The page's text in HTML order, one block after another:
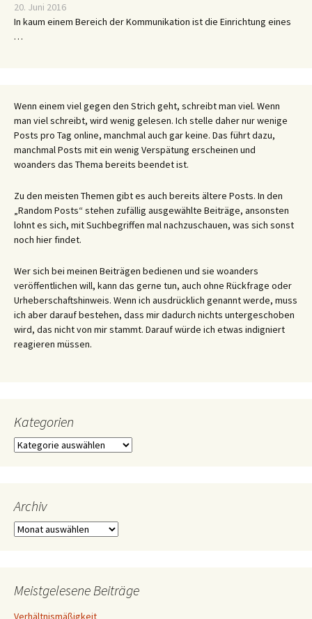
20. Juni 2016
In kaum einem Bereich der Kommunikation ist die Einrichtung eines
…
Wenn einem viel gegen den Strich geht, schreibt man viel. Wenn
man viel schreibt, wird wenig gelesen. Ich stelle daher nur wenige
Posts pro Tag online, manchmal auch gar keine. Das führt dazu,
manchmal Posts mit ein wenig Verspätung erscheinen und
woanders das Thema bereits beendet ist.
Zu den meisten Themen gibt es auch bereits ältere Posts. In den
„Random Posts“ stehen zufällig ausgewählte Beiträge, ansonsten
lohnt es sich, mit Suchbegriffen mal nachzuschauen, was sich sonst
noch hier findet.
Wer sich bei meinen Beiträgen bedienen und sie woanders
veröffentlichen will, kann das gerne tun, auch ohne Rückfrage oder
Urheberschaftshinweis. Wenn ich ausdrücklich genannt werde, muss
ich aber darauf bestehen, dass mir dadurch nichts untergeschoben
wird, das nicht von mir stammt. Darauf würde ich etwas indigniert
reagieren müssen.
Kategorien
Kategorien
Archiv
Archiv
Meistgelesene Beiträge
Verhältnismäßigkeit